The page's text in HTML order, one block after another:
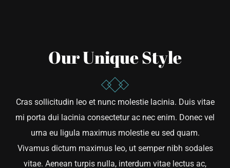
Our Unique Style
Cras sollicitudin leo et nunc molestie lacinia. Duis vitae
mi porta dui lacinia consectetur ac nec enim. Donec vel
urna eu ligula maximus molestie eu sed quam.
Vivamus dictum maximus leo, ut semper nibh sodales
vitae. Aenean turpis nulla, interdum vitae lectus ac,